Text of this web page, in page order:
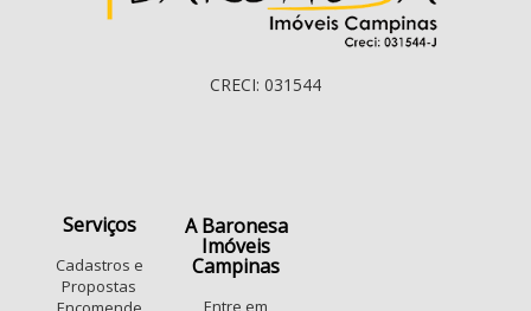
CRECI: 031544
Serviços
Cadastros e
Propostas
A Baronesa
Imóveis
Campinas
Entre em